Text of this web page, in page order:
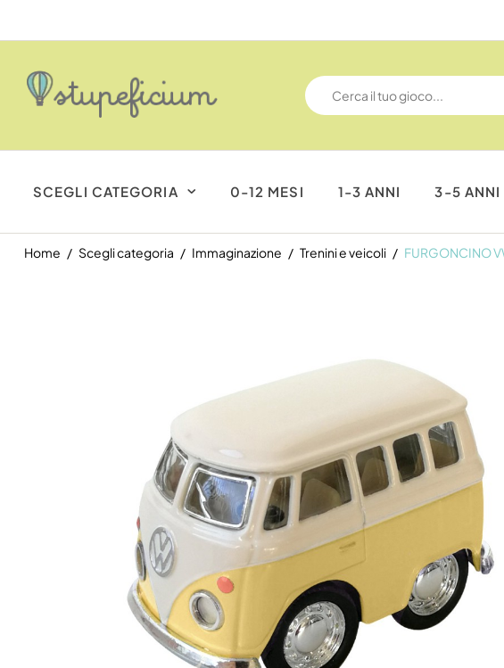
SCEGLI CATEGORIA 0-12 MESI 1-3 ANNI 3-5 ANNI
Home Scegli categoria Immaginazione Trenini e veicoli FURGONCINO